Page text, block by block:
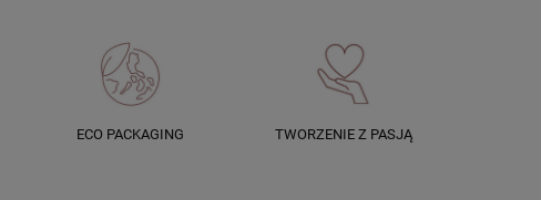
ECO PACKAGING TWORZENIE Z PASJĄ